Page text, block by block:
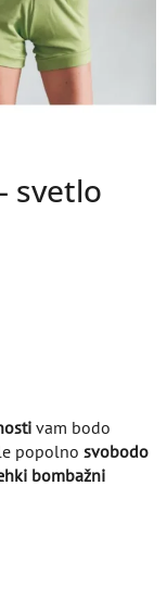
svetlo
vam bodo
popolno svobodo
bombažni